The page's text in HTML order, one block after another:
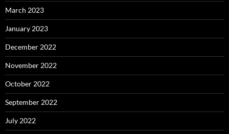
March 2023
January 2023
December 2022
November 2022
October 2022
September 2022
July 2022